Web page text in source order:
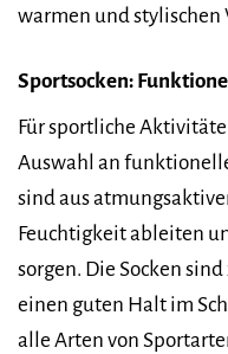
warmen und
Sportsocken:
Für sportliche
Auswahl an
sind aus
Feuchtigkeit ableiten
sorgen. Die Socken
einen guten Halt im
alle Arten von